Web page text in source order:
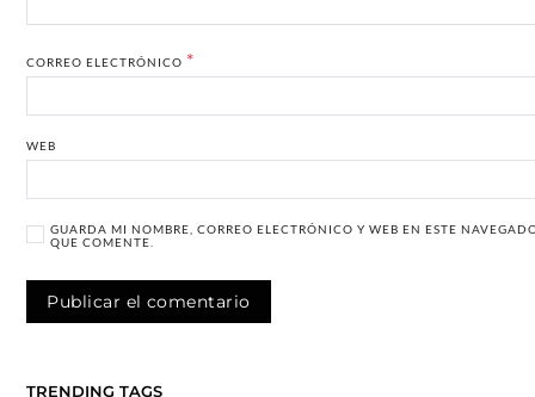
CORREO ELECTRÓNICO *
WEB
GUARDA MI NOMBRE, CORREO ELECTRÓNICO Y WEB EN ESTE
QUE COMENTE.
TRENDING TAGS